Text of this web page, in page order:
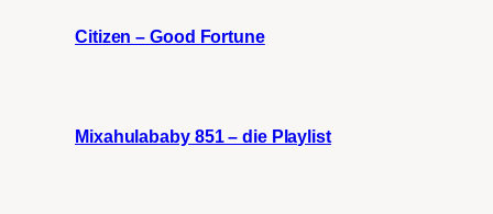
Citizen – Good Fortune
Mixahulababy 851 – die Playlist